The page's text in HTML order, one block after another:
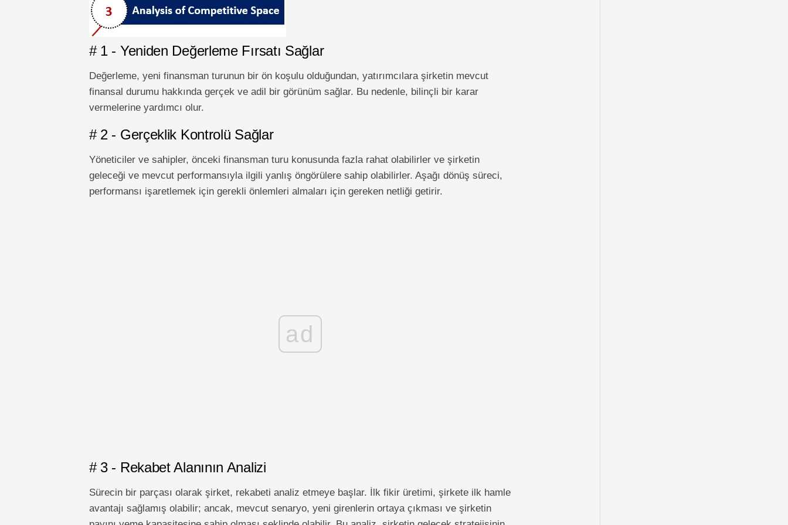
# 1 - Yeniden Değerleme Fırsatı Sağlar
Değerleme, yeni finansman turunun bir ön koşulu olduğundan, yatırımcılara şirketin mevcut
finansal durumu hakkında gerçek ve adil bir görünüm sağlar. Bu nedenle, bilinçli bir karar
vermelerine yardımcı olur.
# 2 - Gerçeklik Kontrolü Sağlar
Yöneticiler ve sahipler, önceki finansman turu konusunda fazla rahat olabilirler ve şirketin
geleceği ve mevcut performansıyla ilgili yanlış öngörülere sahip olabilirler. Aşağı dönüş süreci,
performansı işaretlemek için gerekli önlemleri almaları için gereken netliği getirir.
ad
# 3 - Rekabet Alanının Analizi
Sürecin bir parçası olarak şirket, rekabeti analiz etmeye başlar. İlk fikir üretimi, şirkete ilk hamle
avantajı sağlamış olabilir; ancak, mevcut senaryo, yeni girenlerin ortaya çıkması ve şirketin